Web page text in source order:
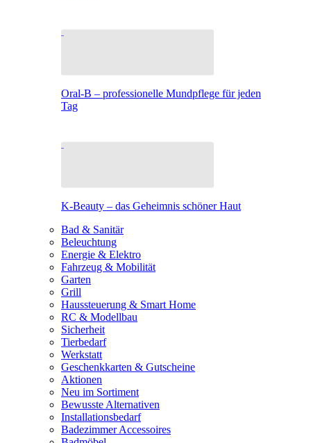
Oral-B – professionelle Mundpflege für jeden
Tag
K-Beauty – das Geheimnis schöner Haut
Bad & Sanitär
Beleuchtung
Energie & Elektro
Fahrzeug & Mobilität
Garten
Grill
Haussteuerung & Smart Home
RC & Modellbau
Sicherheit
Tierbedarf
Werkstatt
Geschenkkarten & Gutscheine
Aktionen
Neu im Sortiment
Bewusste Alternativen
Installationsbedarf
Badezimmer Accessoires